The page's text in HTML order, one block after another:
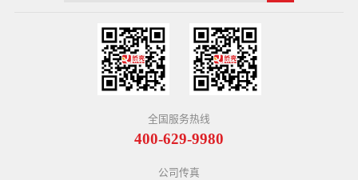
全国服务热线
400-629-9980
公司传真